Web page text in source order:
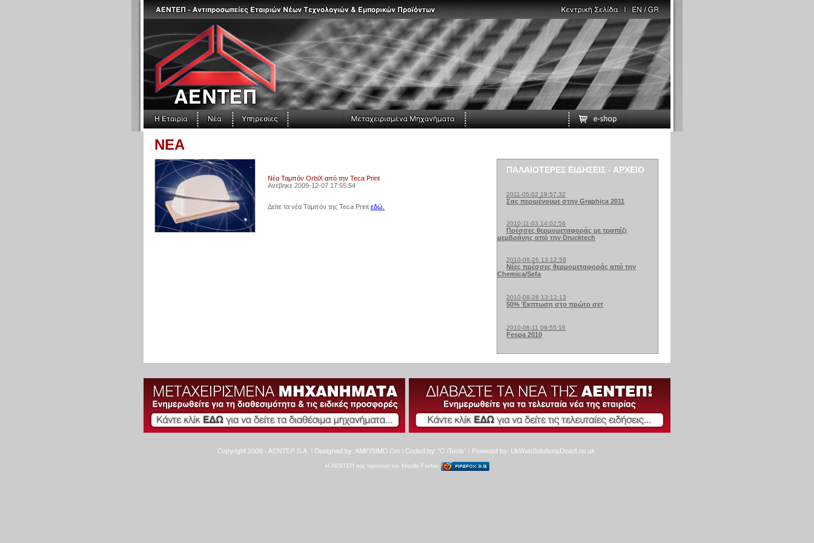
ΝΕΑ
Νέα Ταμπόν OrbiX από την Teca Print
Ανέβηκε 2009-12-07 17:55:54
Δείτε τα νέα Ταμπόν της Teca Print εδώ.
ΠΑΛΑΙΟΤΕΡΕΣ ΕΙΔΗΣΕΙΣ - ΑΡΧΕΙΟ
2011-05-02 19:57:32
Σας περιμένουμε στην Graphica 2011
2010-11-03 14:02:56
Πρέσσες θερμομεταφοράς με τραπέζι
μεμβράνης από την Drucktech
2010-08-26 13:12:59
Νέες πρέσσες θερμομεταφοράς από την
Chemica/Sefa
2010-08-26 13:12:13
50% Έκπτωση στο πρώτο σετ
2010-06-11 09:55:16
Fespa 2010
Η ΑΕΝΤΕΠ σας προτείνει τον Mozilla Firefox